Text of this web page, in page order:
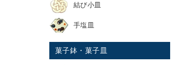
結び小皿
手塩皿
菓子鉢・菓子皿